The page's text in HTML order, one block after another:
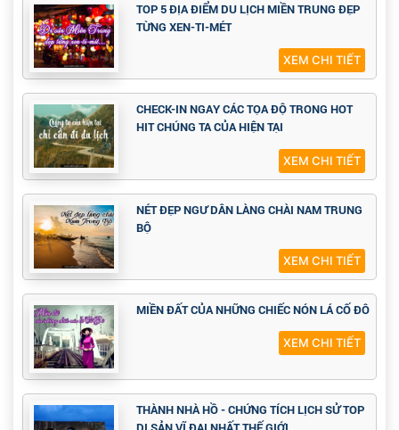
TOP 5 ĐỊA ĐIỂM DU LỊCH MIỀN TRUNG ĐẸP
TỪNG XEN-TI-MÉT
XEM CHI TIẾT
CHECK-IN NGAY CÁC TỌA ĐỘ TRONG HOT
HIT CHÚNG TA CỦA HIỆN TẠI
XEM CHI TIẾT
NÉT ĐẸP NGƯ DÂN LÀNG CHÀI NAM TRUNG
BỘ
XEM CHI TIẾT
MIỀN ĐẤT CỦA NHỮNG CHIẾC NÓN LÁ CỐ ĐÔ
XEM CHI TIẾT
THÀNH NHÀ HỒ - CHỨNG TÍCH LỊCH SỬ TOP